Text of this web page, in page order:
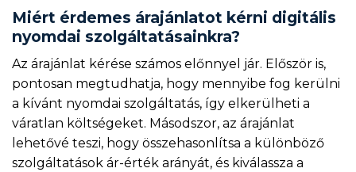
Miért érdemes árajánlatot kérni digitális
nyomdai szolgáltatásainkra?
Az árajánlat kérése számos előnnyel jár. Először is,
pontosan megtudhatja, hogy mennyibe fog kerülni
a kívánt nyomdai szolgáltatás, így elkerülheti a
váratlan költségeket. Másodszor, az árajánlat
lehetővé teszi, hogy összehasonlítsa a különböző
szolgáltatások ár-érték arányát, és kiválassza a